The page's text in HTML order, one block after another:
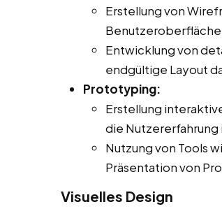
Erstellung von
Entwicklung von
endgültige Layout
Prototyping:
Erstellung
die Nutzererfahrung
Nutzung von Tools
Präsentation von
Visuelles Design